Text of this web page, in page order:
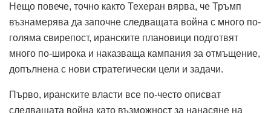
Нещо повече, точно както Техеран вярва, че Тръмп
възнамерява да започне следващата война с много по-
голяма свирепост, иранските плановици подготвят
много по-широка и наказваща кампания за отмъщение,
допълнена с нови стратегически цели и задачи.
Първо, иранските власти все по-често описват
следващата война като възможност за нанасяне на